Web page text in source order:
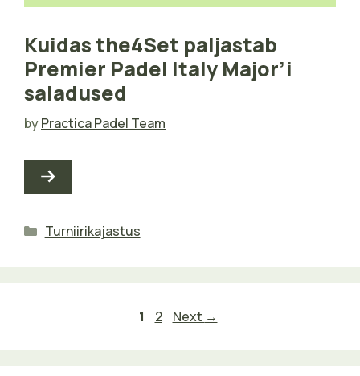
Kuidas the4Set paljastab
Premier Padel Italy Major’i
saladused
byPractica Padel Team
Categories
Turniirikajastus
Page
1 Page
2 Next →